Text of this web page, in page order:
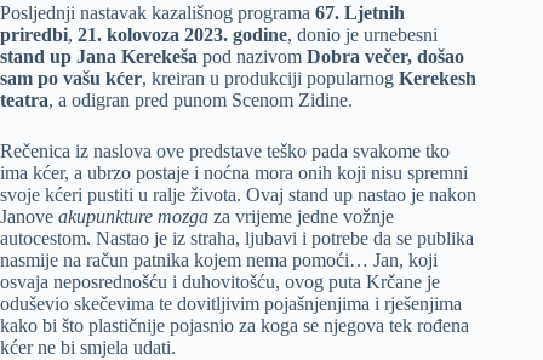
Posljednji nastavak kazališnog programa 67. Ljetnih
priredbi, 21. kolovoza 2023. godine, donio je urnebesni
stand up Jana Kerekeša pod nazivom Dobra večer, došao
sam po vašu kćer, kreiran u produkciji popularnog Kerekesh
teatra, a odigran pred punom Scenom Zidine.
Rečenica iz naslova ove predstave teško pada svakome tko
ima kćer, a ubrzo postaje i noćna mora onih koji nisu spremni
svoje kćeri pustiti u ralje života. Ovaj stand up nastao je nakon
Janove akupunkture mozga za vrijeme jedne vožnje
autocestom. Nastao je iz straha, ljubavi i potrebe da se publika
nasmije na račun patnika kojem nema pomoći… Jan, koji
osvaja neposrednošću i duhovitošću, ovog puta Krčane je
oduševio skečevima te dovitljivim pojašnjenjima i rješenjima
kako bi što plastičnije pojasnio za koga se njegova tek rođena
kćer ne bi smjela udati.